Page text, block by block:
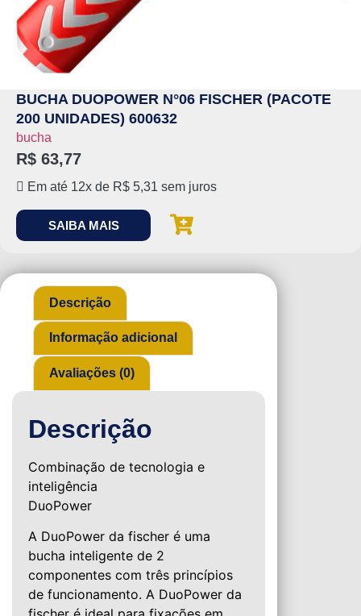
BUCHA DUOPOWER N°06 FISCHER (PACOTE
200 UNIDADES) 600632
bucha
R$ 63,77
Em até 12x de R$ 5,31 sem juros
SAIBA MAIS
Descrição
Informação adicional
Avaliações (0)
Descrição
Combinação de tecnologia e
inteligência
DuoPower
A DuoPower da fischer é uma
bucha inteligente de 2
componentes com três princípios
de funcionamento. A DuoPower da